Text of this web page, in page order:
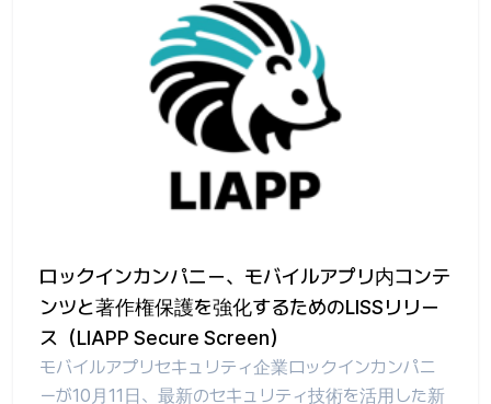
ロックインカンパニー、モバイルアプリ内コンテ
ンツと著作権保護を強化するためのLISSリリー
ス（LIAPP Secure Screen）
モバイルアプリセキュリティ企業ロックインカンパニ
ーが10月11日、最新のセキュリティ技術を活用した新